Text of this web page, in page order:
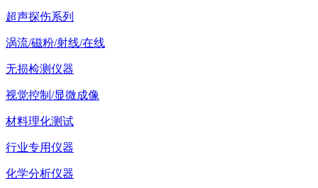
超声探伤系列
涡流/磁粉/射线/在线
无损检测仪器
视觉控制/显微成像
材料理化测试
行业专用仪器
化学分析仪器